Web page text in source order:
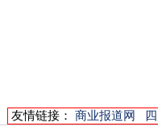
友情链接： 商业报道网